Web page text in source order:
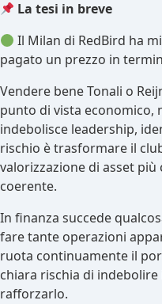
La tesi in breve
Il Milan di RedBird ha
pagato un prezzo in
Vendere bene Tonali o
punto di vista economico,
indebolisce leadership,
rischio è trasformare il
valorizzazione di asset
coerente.
In finanza succede
fare tante operazioni
ruota continuamente il
chiara rischia di
rafforzarlo.